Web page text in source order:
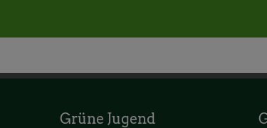
Grüne Jugend